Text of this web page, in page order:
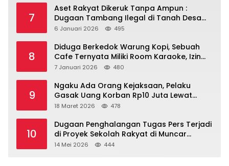
7
Aset Rakyat Dikeruk Tanpa Ampun :
Dugaan Tambang Ilegal di Tanah Desa
Dasri Menguat
6 Januari 2026 495
8
Diduga Berkedok Warung Kopi, Sebuah
Cafe Ternyata Miliki Room Karaoke, Izin
Dipertanyakan!!!.
7 Januari 2026 480
9
Ngaku Ada Orang Kejaksaan, Pelaku
Gasak Uang Korban Rp10 Juta Lewat
Modus Tender Mobil
18 Maret 2026 478
10
Dugaan Penghalangan Tugas Pers Terjadi
di Proyek Sekolah Rakyat di Muncar
Banyuwangi
14 Mei 2026 444